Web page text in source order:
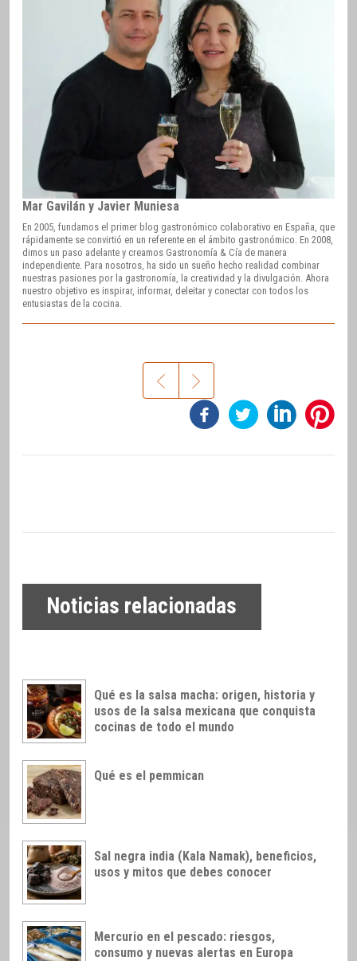
Mar Gavilán y Javier Muniesa
En 2005, fundamos el primer blog gastronómico colaborativo en España, que
rápidamente se convirtió en un referente en el ámbito gastronómico. En 2008,
dimos un paso adelante y creamos Gastronomía & Cía de manera
independiente. Para nosotros, ha sido un sueño hecho realidad combinar
nuestras pasiones por la gastronomía, la creatividad y la divulgación. Ahora
nuestro objetivo es inspirar, informar, deleitar y conectar con todos los
entusiastas de la cocina.
Noticias relacionadas
Qué es la salsa macha: origen, historia y
usos de la salsa mexicana que conquista
cocinas de todo el mundo
Qué es el pemmican
Sal negra india (Kala Namak), beneficios,
usos y mitos que debes conocer
Mercurio en el pescado: riesgos,
consumo y nuevas alertas en Europa